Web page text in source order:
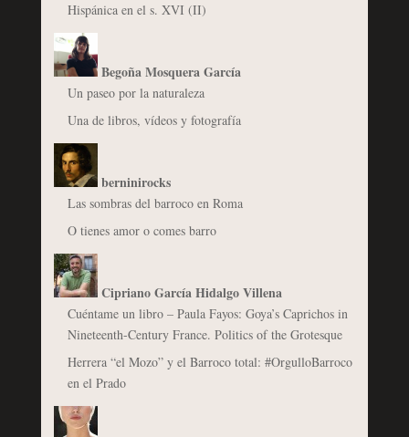
Hispánica en el s. XVI (II)
Begoña Mosquera García
Un paseo por la naturaleza
Una de libros, vídeos y fotografía
berninirocks
Las sombras del barroco en Roma
O tienes amor o comes barro
Cipriano García Hidalgo Villena
Cuéntame un libro – Paula Fayos: Goya’s Caprichos in
Nineteenth-Century France. Politics of the Grotesque
Herrera “el Mozo” y el Barroco total: #OrgulloBarroco
en el Prado